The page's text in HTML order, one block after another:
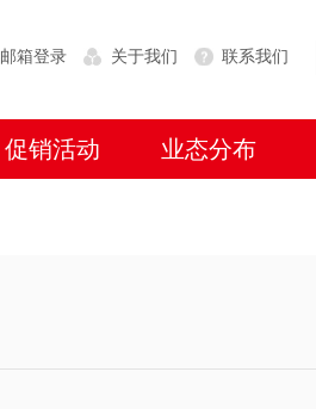
邮箱登录 关于我们 联系我们
促销活动 业态分布